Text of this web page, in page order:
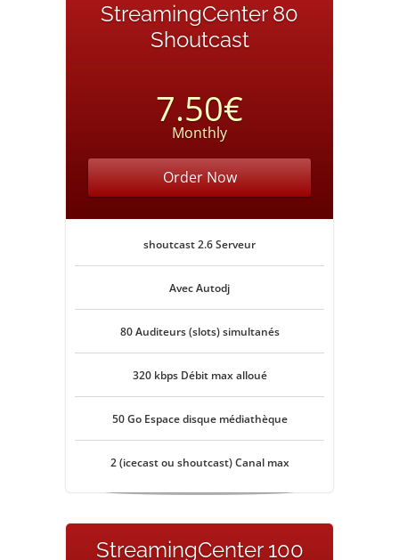
StreamingCenter 80
Shoutcast
7.50€
Monthly
Order Now
shoutcast 2.6 Serveur
Avec Autodj
80 Auditeurs (slots) simultanés
320 kbps Débit max alloué
50 Go Espace disque médiathèque
2 (icecast ou shoutcast) Canal max
StreamingCenter 100